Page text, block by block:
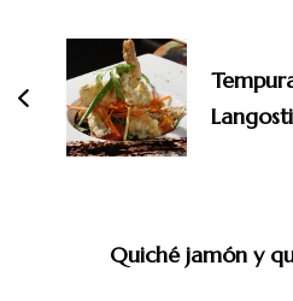
entradas
Quiché jamón y